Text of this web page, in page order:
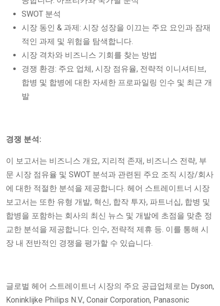
SWOT 분석
시장 동인 & 과제: 시장 성장을 이끄는 주요 요인과 잠재
적인 과제 및 위험을 탐색합니다.
시장 격차와 비즈니스 기회를 찾는 방법
경쟁 환경: 주요 업체, 시장 점유율, 전략적 이니셔티브,
합병 및 합병에 대한 자세한 프로파일링 인수 및 최근 개
발
경쟁 분석:
이 보고서는 비즈니스 개요, 지리적 존재, 비즈니스 전략, 부
문 시장 점유율 및 SWOT 분석과 관련된 주요 조직 시장/회사
에 대한 적절한 분석을 제공합니다. 헤어 스트레이트너 시장
보고서는 또한 유형 개발, 혁신, 합작 투자, 파트너십, 합병 및
합병을 포함하는 회사의 최신 뉴스 및 개발에 초점을 맞춘 정
교한 분석을 제공합니다. 인수, 전략적 제휴 등. 이를 통해 시
장 내 전반적인 경쟁을 평가할 수 있습니다.
글로벌 헤어 스트레이트너 시장의 주요 공급업체로는 Dyson,
Koninklijke Philips N.V., Conair Corporation, Panasonic